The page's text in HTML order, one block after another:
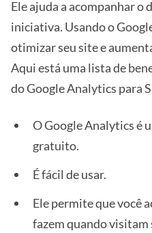
Ele ajuda a acompanhar o
iniciativa. Usando o
otimizar seu site e
Aqui está uma lista de
do Google Analytics para
O Google Analytics é
gratuito.
É fácil de usar.
Ele permite que você
fazem quando visitam